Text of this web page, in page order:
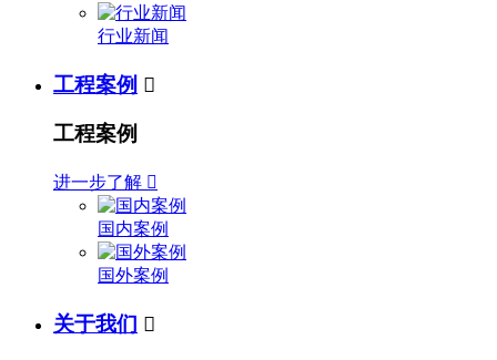
行业新闻
工程案例 
工程案例
进一步了解 
国内案例
国外案例
关于我们 